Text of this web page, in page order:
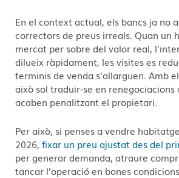
En el context actual, els bancs ja no
correctors de preus irreals. Quan un
mercat per sobre del valor real,
dilueix ràpidament, les visites es
terminis de venda s’allarguen. Amb
això sol traduir-se en renegociacions
acaben penalitzant el propietari.
Per això, si penses a vendre
2026, fixar un preu ajustat des del
per generar demanda, atraure
tancar l’operació en bones condicions.